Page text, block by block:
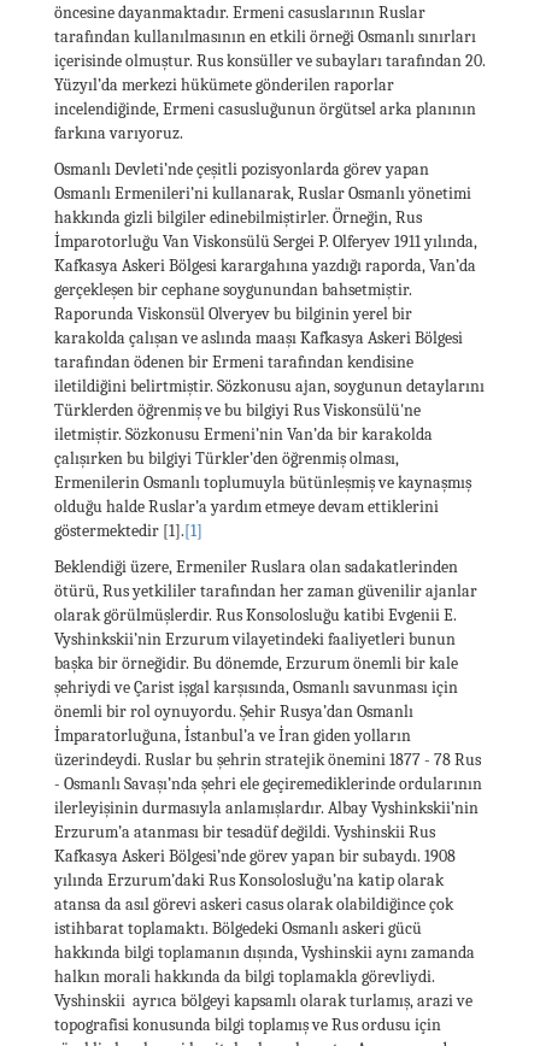
öncesine dayanmaktadır. Ermeni casuslarının Ruslar
tarafından kullanılmasının en etkili örneği Osmanlı sınırları
içerisinde olmuştur. Rus konsüller ve subayları tarafından 20.
Yüzyıl’da merkezi hükümete gönderilen raporlar
incelendiğinde, Ermeni casusluğunun örgütsel arka planının
farkına varıyoruz.
Osmanlı Devleti’nde çeşitli pozisyonlarda görev yapan
Osmanlı Ermenileri’ni kullanarak, Ruslar Osmanlı yönetimi
hakkında gizli bilgiler edinebilmiştirler. Örneğin, Rus
İmparotorluğu Van Viskonsülü Sergei P. Olferyev 1911 yılında,
Kafkasya Askeri Bölgesi karargahına yazdığı raporda, Van’da
gerçekleşen bir cephane soygunundan bahsetmiştir.
Raporunda Viskonsül Olveryev bu bilginin yerel bir
karakolda çalışan ve aslında maaşı Kafkasya Askeri Bölgesi
tarafından ödenen bir Ermeni tarafından kendisine
iletildiğini belirtmiştir. Sözkonusu ajan, soygunun detaylarını
Türklerden öğrenmiş ve bu bilgiyi Rus Viskonsülü'ne
iletmiştir. Sözkonusu Ermeni’nin Van’da bir karakolda
çalışırken bu bilgiyi Türkler’den öğrenmiş olması,
Ermenilerin Osmanlı toplumuyla bütünleşmiş ve kaynaşmış
olduğu halde Ruslar’a yardım etmeye devam ettiklerini
göstermektedir [1].[1]
Beklendiği üzere, Ermeniler Ruslara olan sadakatlerinden
ötürü, Rus yetkililer tarafından her zaman güvenilir ajanlar
olarak görülmüşlerdir. Rus Konsolosluğu katibi Evgenii E.
Vyshinkskii’nin Erzurum vilayetindeki faaliyetleri bunun
başka bir örneğidir. Bu dönemde, Erzurum önemli bir kale
şehriydi ve Çarist işgal karşısında, Osmanlı savunması için
önemli bir rol oynuyordu. Şehir Rusya’dan Osmanlı
İmparatorluğuna, İstanbul’a ve İran giden yolların
üzerindeydi. Ruslar bu şehrin stratejik önemini 1877 - 78 Rus
- Osmanlı Savaşı’nda şehri ele geçiremediklerinde ordularının
ilerleyişinin durmasıyla anlamışlardır. Albay Vyshinkskii’nin
Erzurum’a atanması bir tesadüf değildi. Vyshinskii Rus
Kafkasya Askeri Bölgesi’nde görev yapan bir subaydı. 1908
yılında Erzurum’daki Rus Konsolosluğu’na katip olarak
atansa da asıl görevi askeri casus olarak olabildiğince çok
istihbarat toplamaktı. Bölgedeki Osmanlı askeri gücü
hakkında bilgi toplamanın dışında, Vyshinskii aynı zamanda
halkın morali hakkında da bilgi toplamakla görevliydi.
Vyshinskii ayrıca bölgeyi kapsamlı olarak turlamış, arazi ve
topografisi konusunda bilgi toplamış ve Rus ordusu için